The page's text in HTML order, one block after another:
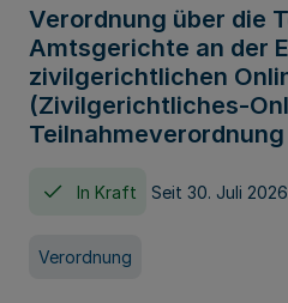
Verordnung über die
Amtsgerichte an der
zivilgerichtlichen
(Zivilgerichtliches-
Teilnahmeverordnung
In Kraft Seit 30. Juli 2026
Verordnung